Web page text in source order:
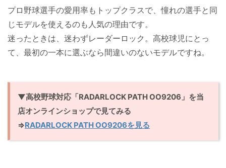
プロ野球選手の愛用率もトップクラスで、憧れの選手と同
じモデルを使えるのも人気の理由です。
迷ったときは、迷わずレーダーロック。高校球児にとっ
て、最初の一本に選ぶなら間違いのないモデルですね。
▼高校野球対応「RADARLOCK PATH OO9206」を当
店オンラインショップで見てみる
⇒RADARLOCK PATH OO9206を見る